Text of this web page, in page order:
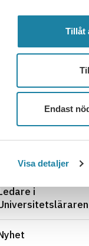
Visa detaljer
Tillåt
Endast
KONTAKT BLI
NYHETSARKIV
i